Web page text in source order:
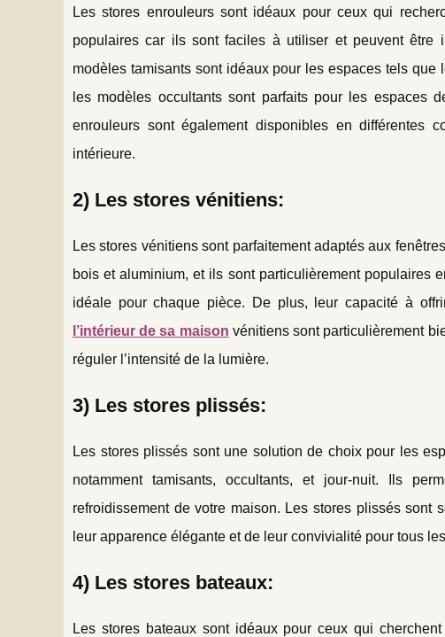
Les stores enrouleurs sont idéaux pour ceux qui
populaires car ils sont faciles à utiliser et peuvent être
modèles tamisants sont idéaux pour les espaces tels
les modèles occultants sont parfaits pour les espaces
enrouleurs sont également disponibles en différentes
intérieure.
2) Les stores vénitiens:
Les stores vénitiens sont parfaitement adaptés aux
bois et aluminium, et ils sont particulièrement populaires
idéale pour chaque pièce. De plus, leur capacité à
l’intérieur de sa maison vénitiens sont particulièrement
réguler l’intensité de la lumière.
3) Les stores plissés:
Les stores plissés sont une solution de choix pour les
notamment tamisants, occultants, et jour-nuit. Ils
refroidissement de votre maison. Les stores plissés
leur apparence élégante et de leur convivialité pour tous
4) Les stores bateaux:
Les stores bateaux sont idéaux pour ceux qui